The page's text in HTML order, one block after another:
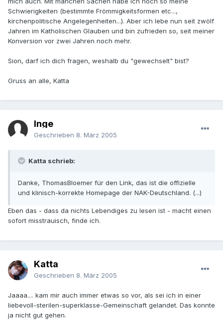
Schwierigkeiten (bestimmte Frömmigkeitsformen etc...,
kirchenpolitische Angelegenheiten...). Aber ich lebe nun seit zwölf
Jahren im Katholischen Glauben und bin zufrieden so, seit meiner
Konversion vor zwei Jahren noch mehr.
Sion, darf ich dich fragen, weshalb du "gewechselt" bist?
Gruss an alle, Katta
Inge
Geschrieben 8. März 2005
Katta schrieb:
Danke, ThomasBloemer für den Link, das ist die offizielle
und klinisch-korrekte Homepage der NAK-Deutschland. (...)
Eben das - dass da nichts Lebendiges zu lesen ist - macht einen
sofort misstrauisch, finde ich.
Katta
Geschrieben 8. März 2005
Jaaaa.... kam mir auch immer etwas so vor, als sei ich in einer
liebevoll-sterilen-superklasse-Gemeinschaft gelandet. Das konnte
ja nicht gut gehen.